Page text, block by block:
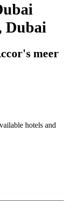
Dubai
meer
hotels and